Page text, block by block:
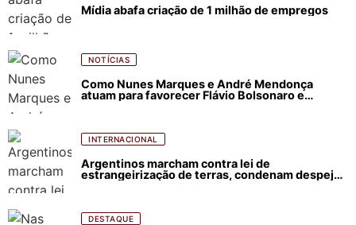
Mídia abafa criação de 1 milhão de empregos
NOTÍCIAS
Como Nunes Marques e André Mendonça
atuam para favorecer Flávio Bolsonaro e
INTERNACIONAL
Argentinos marcham contra lei de
estrangeirização de terras, condenam despejos
DESTAQUE